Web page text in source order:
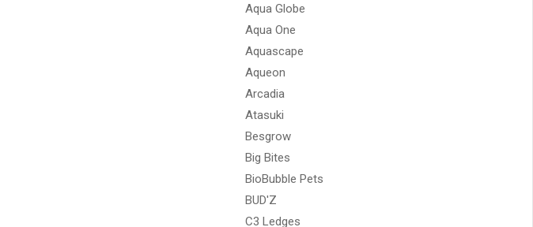
Aqua Globe
Aqua One
Aquascape
Aqueon
Arcadia
Atasuki
Besgrow
Big Bites
BioBubble Pets
BUD'Z
C3 Ledges